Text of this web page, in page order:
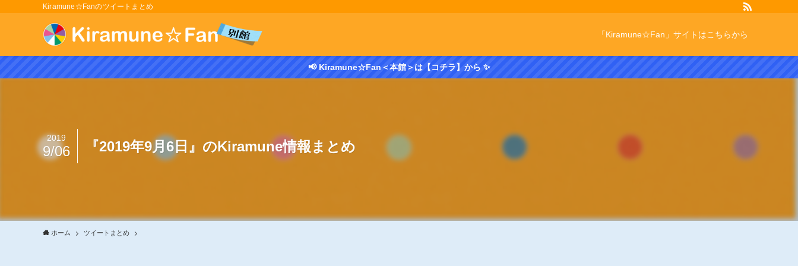
Kiramune☆Fanのツイートまとめ
「Kiramune☆Fan」サイトはこちらから
📢 Kiramune☆Fan＜本館＞は【コチラ】から ✨
『2019年9月6日』のKiramune情報まとめ
2019
9/06
ホーム ツイートまとめ